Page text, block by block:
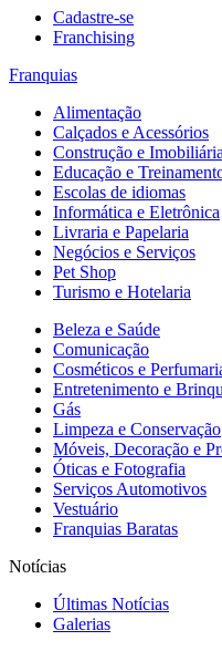
Cadastre-se
Franchising
Franquias
Alimentação
Calçados e Acessórios
Construção e
Educação e
Escolas de idiomas
Informática e Eletrônica
Livraria e Papelaria
Negócios e Serviços
Pet Shop
Turismo e Hotelaria
Beleza e Saúde
Comunicação
Cosméticos e
Entretenimento e
Gás
Limpeza e Conservação
Móveis, Decoração e
Óticas e Fotografia
Serviços Automotivos
Vestuário
Franquias Baratas
Notícias
Últimas Notícias
Galerias